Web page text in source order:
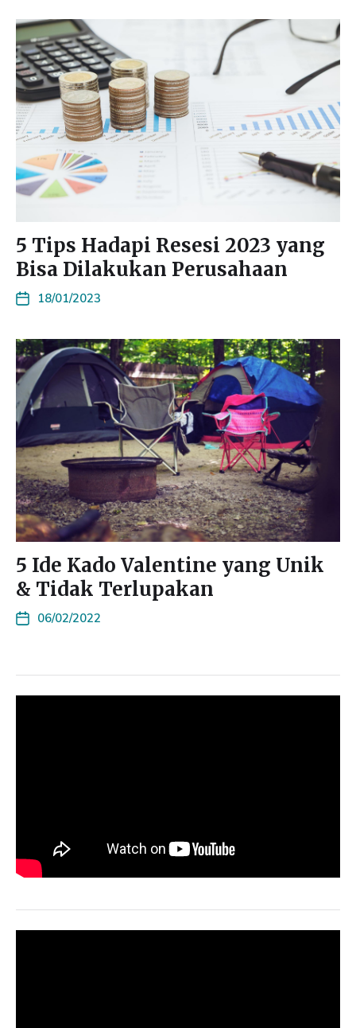
5 Tips Hadapi Resesi 2023 yang
Bisa Dilakukan Perusahaan
18/01/2023
5 Ide Kado Valentine yang Unik
& Tidak Terlupakan
06/02/2022